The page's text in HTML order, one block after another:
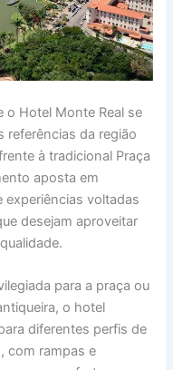
o Hotel Monte Real se
referências da região
à tradicional Praça
aposta em
experiências voltadas
desejam aproveitar
para a praça ou
o hotel
diferentes perfis de
com rampas e